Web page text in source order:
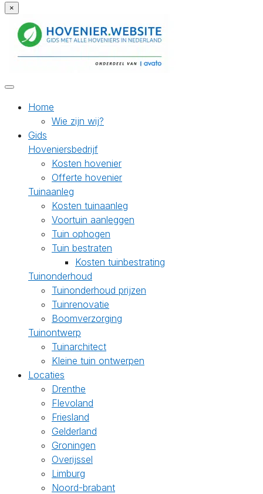
×
Home
Wie zijn wij?
Gids
Hoveniersbedrijf
Kosten hovenier
Offerte hovenier
Tuinaanleg
Kosten tuinaanleg
Voortuin aanleggen
Tuin ophogen
Tuin bestraten
Kosten tuinbestrating
Tuinonderhoud
Tuinonderhoud prijzen
Tuinrenovatie
Boomverzorging
Tuinontwerp
Tuinarchitect
Kleine tuin ontwerpen
Locaties
Drenthe
Flevoland
Friesland
Gelderland
Groningen
Overijssel
Limburg
Noord-brabant